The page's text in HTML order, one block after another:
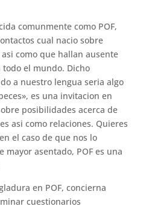
comunmente como POF,
cual nacio sobre
asi­ como que hallan ausente
el mundo. Dicho
a nuestro lengua seria algo
es una invitacion en
posibilidades acerca de
asi­ como relaciones. Quieres
el caso de que nos lo
mayor asentado, POF es una
en POF, concierna
cuestionarios